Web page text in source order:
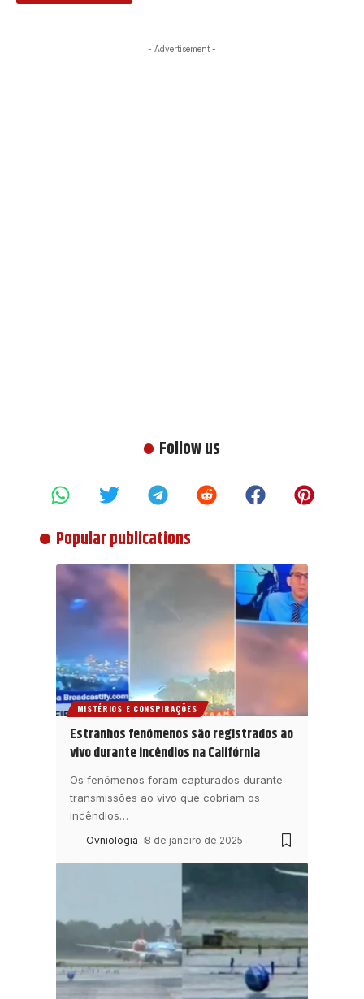
- Advertisement -
Follow us
Popular publications
MISTÉRIOS E CONSPIRAÇÕES
Estranhos fenômenos são registrados ao
vivo durante incêndios na Califórnia
Os fenômenos foram capturados durante
transmissões ao vivo que cobriam os
incêndios…
Ovniologia 8 de janeiro de 2025